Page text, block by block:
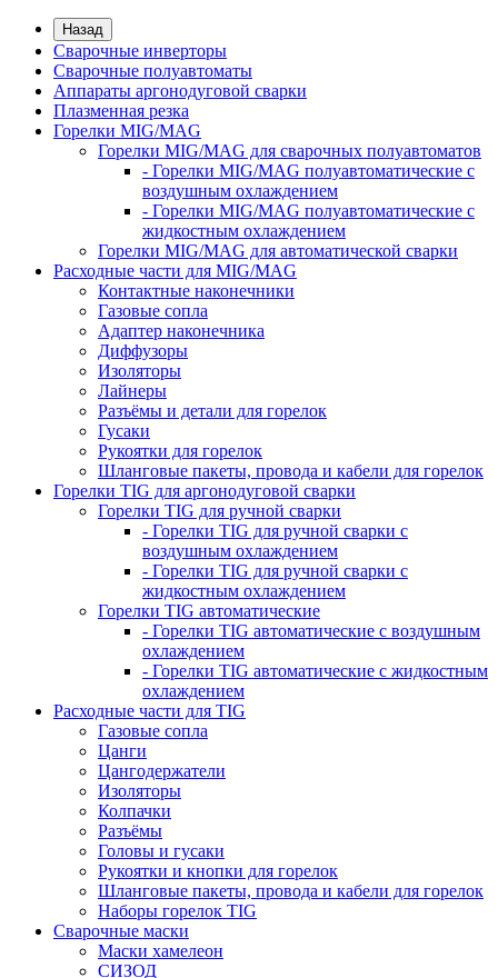
Назад
Сварочные инверторы
Сварочные полуавтоматы
Аппараты аргонодуговой сварки
Плазменная резка
Горелки MIG/MAG
Горелки MIG/MAG для сварочных полуавтоматов
- Горелки MIG/MAG полуавтоматические с
воздушным охлаждением
- Горелки MIG/MAG полуавтоматические с
жидкостным охлаждением
Горелки MIG/MAG для автоматической сварки
Расходные части для MIG/MAG
Контактные наконечники
Газовые сопла
Адаптер наконечника
Диффузоры
Изоляторы
Лайнеры
Разъёмы и детали для горелок
Гусаки
Рукоятки для горелок
Шланговые пакеты, провода и кабели для горелок
Горелки TIG для аргонодуговой сварки
Горелки TIG для ручной сварки
- Горелки TIG для ручной сварки с
воздушным охлаждением
- Горелки TIG для ручной сварки с
жидкостным охлаждением
Горелки TIG автоматические
- Горелки TIG автоматические с воздушным
охлаждением
- Горелки TIG автоматические с жидкостным
охлаждением
Расходные части для TIG
Газовые сопла
Цанги
Цангодержатели
Изоляторы
Колпачки
Разъёмы
Головы и гусаки
Рукоятки и кнопки для горелок
Шланговые пакеты, провода и кабели для горелок
Наборы горелок TIG
Сварочные маски
Маски хамелеон
СИЗОД